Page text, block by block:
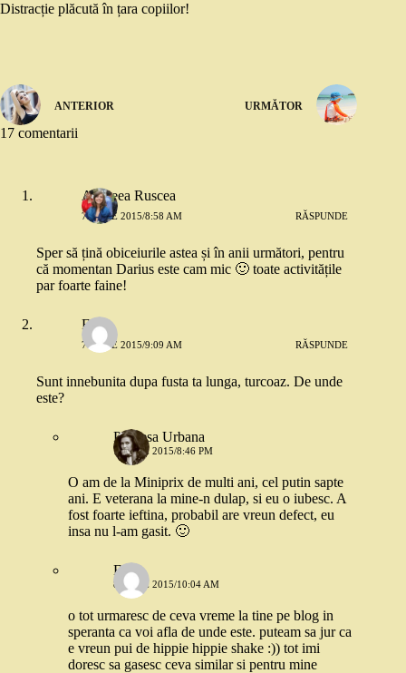
Distracție plăcută în țara copiilor!
ANTERIOR URMĂTOR
17 comentarii
Andreea Ruscea
7 IUNIE 2015/8:58 AM RĂSPUNDE
Sper să țină obiceiurile astea și în anii următori, pentru
că momentan Darius este cam mic 🙂 toate activitățile
par foarte faine!
Flori
7 IUNIE 2015/9:09 AM RĂSPUNDE
Sunt innebunita dupa fusta ta lunga, turcoaz. De unde
este?
Printesa Urbana
7 IUNIE 2015/8:46 PM
O am de la Miniprix de multi ani, cel putin sapte
ani. E veterana la mine-n dulap, si eu o iubesc. A
fost foarte ieftina, probabil are vreun defect, eu
insa nu l-am gasit. 🙂
Flori
8 IUNIE 2015/10:04 AM
o tot urmaresc de ceva vreme la tine pe blog in
speranta ca voi afla de unde este. puteam sa jur ca
e vreun pui de hippie hippie shake :)) tot imi
doresc sa gasesc ceva similar si pentru mine